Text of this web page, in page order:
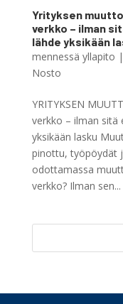
Yrityksen
verkko – ilman
lähde yksikään
mennessä yllapito |
Nosto
YRITYKSEN
verkko – ilman sitä
yksikään lasku
pinottu, työpöydät
odottamassa
verkko? Ilman sen...